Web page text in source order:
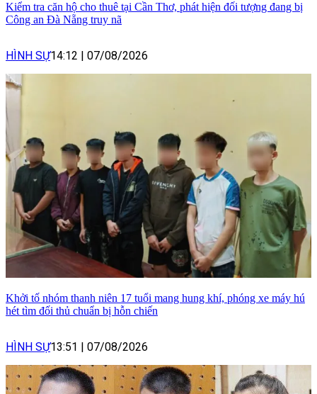
Kiểm tra căn hộ cho thuê tại Cần Thơ, phát hiện đối tượng đang bị
Công an Đà Nẵng truy nã
HÌNH SỰ14:12 07/08/2026
Khởi tố nhóm thanh niên 17 tuổi mang hung khí, phóng xe máy hú
hét tìm đối thủ chuẩn bị hỗn chiến
HÌNH SỰ13:51 07/08/2026